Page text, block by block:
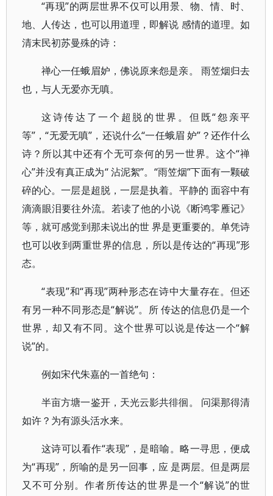
“再现”的两层世界不仅可以用景、物、情、时、
地、人传达，也可以用道理，即解说 感情的道理。如
清末民初苏曼殊的诗：
禅心一任蛾眉妒，佛说原来怨是亲。 雨笠烟归去
也，与人无爱亦无嗔。
这诗传达了一个超脱的世界。但既“怨亲平
等”，“无爱无嗔”，还说什么“一任蛾眉 妒”？还作什么
诗？所以其中还有个无可奈何的另一世界。这个“禅
心”并没有真正成为“ 沾泥絮”。“雨笠烟”下面有一颗破
碎的心。一层是超脱，一层是执着。平静的 面容中有
滴滴眼泪要往外流。若读了他的小说《断鸿零雁记》
等，就可感觉到那未说出的世 界是更重要的。单凭诗
也可以收到两重世界的信息，所以是传达的“再现”形
态。
“表现”和“再现”两种形态在诗中大量存在。但还
有另一种不同形态是“解说”。所 传达的信息仍是一个
世界，却又有不同。这个世界可以说是传达一个“解
说”的。
例如宋代朱嘉的一首绝句：
半亩方塘一鉴开，天光云影共徘徊。 问渠那得清
如许？为有源头活水来。
这诗可以看作“表现”，是暗喻。略一寻思，便成
为“再现”，所喻的是另一回事，应 是两层。但是两层
又不可分别。作者所传达的世界是一个“解说”的世